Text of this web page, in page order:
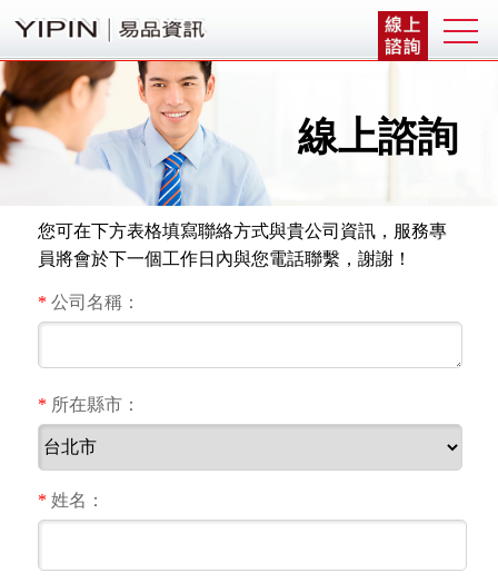
線上諮詢
您可在下方表格填寫聯絡方式與貴公司資訊，服務專
員將會於下一個工作日內與您電話聯繫，謝謝！
* 公司名稱：
* 所在縣市：
* 姓名：